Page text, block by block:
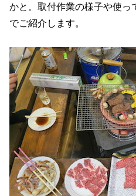
かと。取付作業の様子や使っ
でご紹介します。